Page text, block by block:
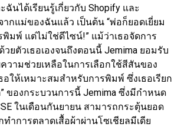
นได้เรียนรู้เกี่ยวกับ Shopify และ
ากแม่ของฉันแล้ว เป็นต้น “พ่อก็ยอดเยี่ยม
พิมพ์ แต่ไม่ใช่ดีไซน์!” แม้ว่าเธอจัดการ
ยตัวเธอเองจนถึงตอนนี้ Jemima ยอมรับ
วามช่วยเหลือในการเลือกใช้สีสันของ
ให้เหมาะสมสำหรับการพิมพ์ ซึ่งเธอเรียก
ของกระบวนการนี้ Jemima ซึ่งมีกำหนด
ในเดือนกันยายน สามารถกระตุ้นยอด
ำการตลาดเสื้อผ้าผ่านโซเชียลมีเดีย